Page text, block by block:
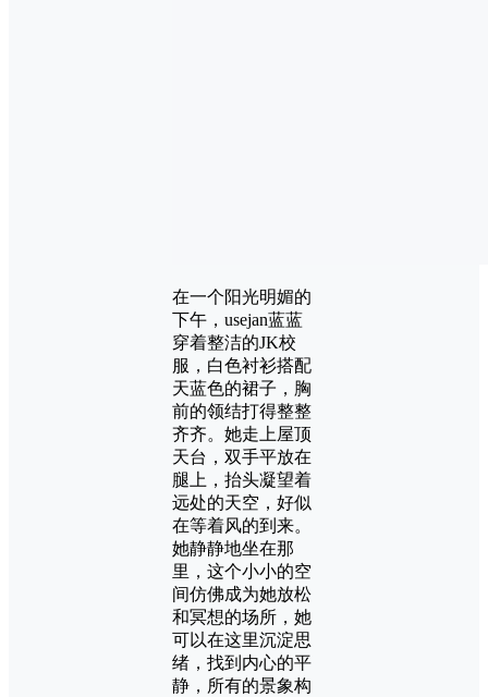
在一个阳光明媚的
下午，usejan蓝蓝
穿着整洁的JK校
服，白色衬衫搭配
天蓝色的裙子，胸
前的领结打得整整
齐齐。她走上屋顶
天台，双手平放在
腿上，抬头凝望着
远处的天空，好似
在等着风的到来。
她静静地坐在那
里，这个小小的空
间仿佛成为她放松
和冥想的场所，她
可以在这里沉淀思
绪，找到内心的平
静，所有的景象构